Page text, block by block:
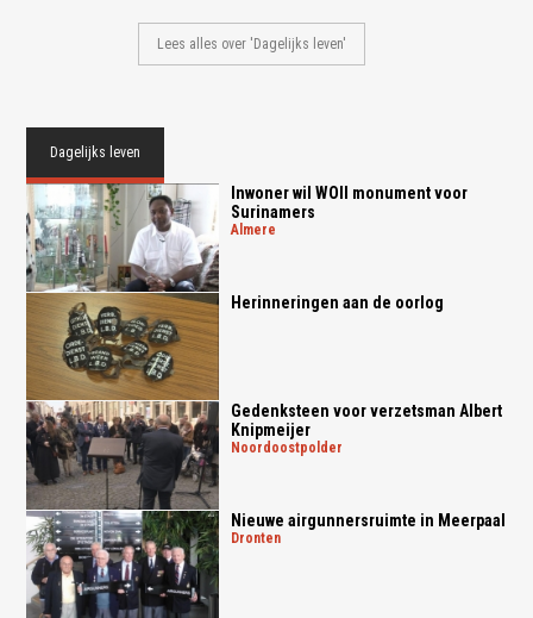
Lees alles over 'Dagelijks leven'
Dagelijks leven
Inwoner wil WOII monument voor
Surinamers
almere
Herinneringen aan de oorlog
Gedenksteen voor verzetsman Albert
Knipmeijer
noordoostpolder
Nieuwe airgunnersruimte in Meerpaal
dronten